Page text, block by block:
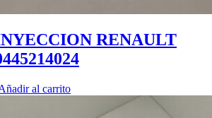
RENAULT
al carrito